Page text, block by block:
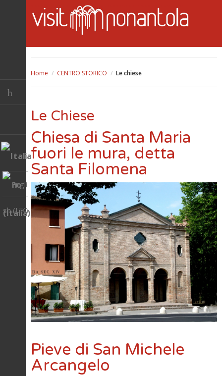
Home / CENTRO STORICO / Le chiese
Le Chiese
Chiesa di Santa Maria
fuori le mura, detta
Santa Filomena
Pieve di San Michele
Arcangelo